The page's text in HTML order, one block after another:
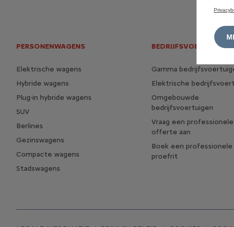
PERSONENWAGENS
Elektrische wagens
Hybride wagens
Plug-in hybride wagens
SUV
Berlines
Gezinswagens
Compacte wagens
Stadswagens
BEDRIJFSVOERTUIGEN
Gamma
Elektrische
Omgebouwde
bedrijfsvoertuigen
Vraag een professionele
offerte aan
Boek een professionele
proefrit